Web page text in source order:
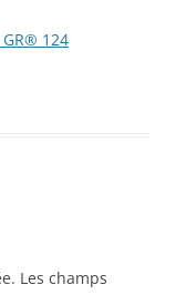
124
Les champs